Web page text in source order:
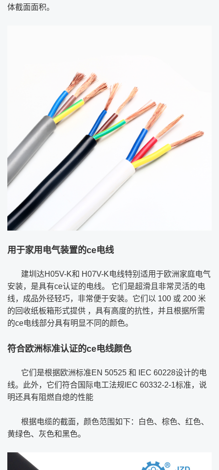
体截面面积。
用于家用电气装置的ce电线
建圳达H05V-K和 H07V-K电线特别适用于欧洲家庭电气
安装，是具有ce认证的电线。 它们是超滑且非常灵活的电
线，成品外径轻巧，非常便于安装。它们以 100 或 200 米
的回收纸板箱形式提供 ，具有高度的抗性，并且根据所需
的ce电线部分具有明显不同的颜色。
符合欧洲标准认证的ce电线颜色
它们是根据欧洲标准EN 50525 和 IEC 60228设计的电
线。此外，它们符合国际电工法规IEC 60332-2-1标准，说
明还具有阻燃自熄的性能
根据电缆的截面，颜色范围如下：白色、棕色、红色、
黄绿色、灰色和黑色。